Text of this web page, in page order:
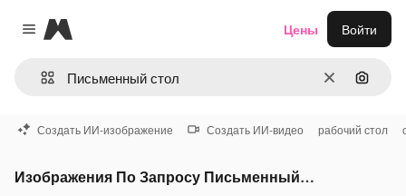
Close menu
Magnific
ОчиститьПоиск
Цены Войти
Создать ИИ-изображение Создать ИИ-видео рабочий стол
Изображения По Запросу Письменный стол